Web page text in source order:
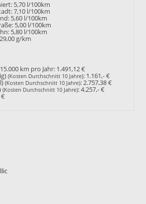
5,70 l/100km
7,10 l/100km
5,60 l/100km
5,00 l/100km
5,80 l/100km
g/km
km pro Jahr: 1.491,12 €
(Kosten Durchschnitt 10 Jahre): 1.161,- €
(Kosten Durchschnitt 10 Jahre):2.757,38 €
(Kosten Durchschnitt 10 Jahre):4.257,- €